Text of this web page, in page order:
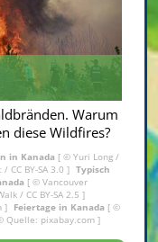
Warum
diese Wildfires?
in Kanada [ © Yuri Long /
/ CC BY-SA 3.0 ] Typisch
[ © Vancouver
/ CC BY-SA 2.5 ]
] Feiertage in Kanada [ ©
Quelle: pixabay.com ]